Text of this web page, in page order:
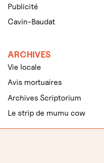
Publicité
Cavin-Baudat
ARCHIVES
Vie locale
Avis mortuaires
Archives Scriptorium
Le strip de mumu cow